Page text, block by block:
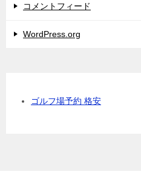
コメントフィード
WordPress.org
ゴルフ場予約 格安